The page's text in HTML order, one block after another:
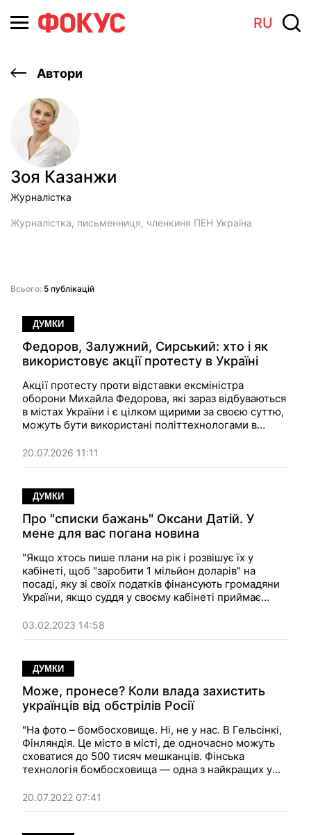
RU
Автори
Зоя Казанжи
Журналістка
Журналістка, письменниця, членкиня ПЕН Україна
Всього: 5 публікацій
ДУМКИ
Федоров, Залужний, Сирський: хто і як
використовує акції протесту в Україні
Акції протесту проти відставки ексміністра
оборони Михайла Федорова, які зараз відбуваються
в містах України і є цілком щирими за своєю суттю,
можуть бути використані політтехнологами в
журналістка Зоя Казанжі — і закликає до спокою та
критичного мислення всіх, хто зараз висловлює
20.07.2026 11:11
ДУМКИ
Про "списки бажань" Оксани Датій. У
мене для вас погана новина
"Якщо хтось пише плани на рік і розвішує їх у
кабінеті, щоб "заробити 1 мільйон доларів" на
посаді, яку зі своїх податків фінансують громадяни
України, якщо суддя у своєму кабінеті приймає
кар'єру, то це не про "брудну білизну". Це про те,
що у них в умах і що вони творять на своїх посадах".
03.02.2023 14:58
ДУМКИ
Може, пронесе? Коли влада захистить
українців від обстрілів Росії
"На фото – бомбосховище. Ні, не у нас. В Гельсінкі,
Фінляндія. Це місто в місті, де одночасно можуть
сховатися до 500 тисяч мешканців. Фінська
технологія бомбосховища — одна з найкращих у
сильні бомбардування, а і ядерні та хімічні атаки. В
Одесі ж замість сховищ знову ремонтують дороги".
20.07.2022 07:41